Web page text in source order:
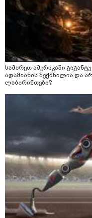
სამხრეთ ამერიკაში
ადამიანის შექმნილია და
ლაბირინთები?